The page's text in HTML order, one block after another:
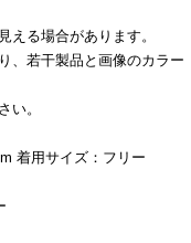
る場合があります。
、若干製品と画像のカラー
い。
着用サイズ：フリー